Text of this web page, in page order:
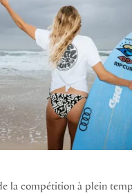
la compétition à plein